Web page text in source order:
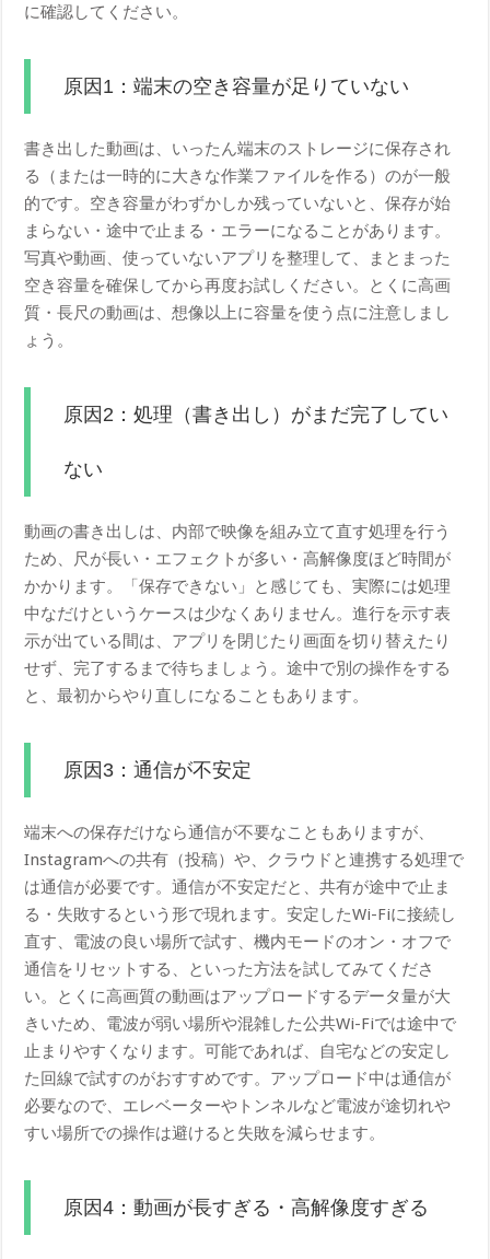
に確認してください。
原因1：端末の空き容量が足りていない
書き出した動画は、いったん端末のストレージに保存され
る（または一時的に大きな作業ファイルを作る）のが一般
的です。空き容量がわずかしか残っていないと、保存が始
まらない・途中で止まる・エラーになることがあります。
写真や動画、使っていないアプリを整理して、まとまった
空き容量を確保してから再度お試しください。とくに高画
質・長尺の動画は、想像以上に容量を使う点に注意しまし
ょう。
原因2：処理（書き出し）がまだ完了してい
ない
動画の書き出しは、内部で映像を組み立て直す処理を行う
ため、尺が長い・エフェクトが多い・高解像度ほど時間が
かかります。「保存できない」と感じても、実際には処理
中なだけというケースは少なくありません。進行を示す表
示が出ている間は、アプリを閉じたり画面を切り替えたり
せず、完了するまで待ちましょう。途中で別の操作をする
と、最初からやり直しになることもあります。
原因3：通信が不安定
端末への保存だけなら通信が不要なこともありますが、
Instagramへの共有（投稿）や、クラウドと連携する処理で
は通信が必要です。通信が不安定だと、共有が途中で止ま
る・失敗するという形で現れます。安定したWi-Fiに接続し
直す、電波の良い場所で試す、機内モードのオン・オフで
通信をリセットする、といった方法を試してみてくださ
い。とくに高画質の動画はアップロードするデータ量が大
きいため、電波が弱い場所や混雑した公共Wi-Fiでは途中で
止まりやすくなります。可能であれば、自宅などの安定し
た回線で試すのがおすすめです。アップロード中は通信が
必要なので、エレベーターやトンネルなど電波が途切れや
すい場所での操作は避けると失敗を減らせます。
原因4：動画が長すぎる・高解像度すぎる